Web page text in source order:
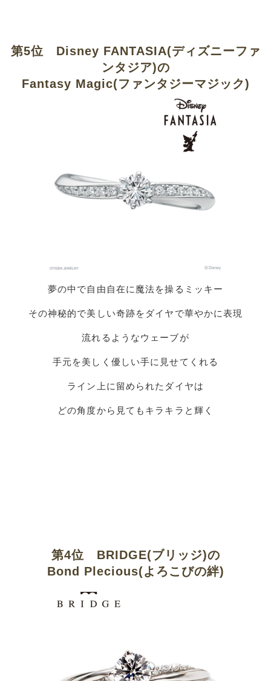
第5位 Disney FANTASIA(ディズニーファ
ンタジア)の
Fantasy Magic(ファンタジーマジック)
夢の中で自由自在に魔法を操るミッキー
その神秘的で美しい奇跡をダイヤで華やかに表現
流れるようなウェーブが
手元を美しく優しい手に見せてくれる
ライン上に留められたダイヤは
どの角度から見てもキラキラと輝く
第4位 BRIDGE(ブリッジ)の
Bond Plecious(よろこびの絆)